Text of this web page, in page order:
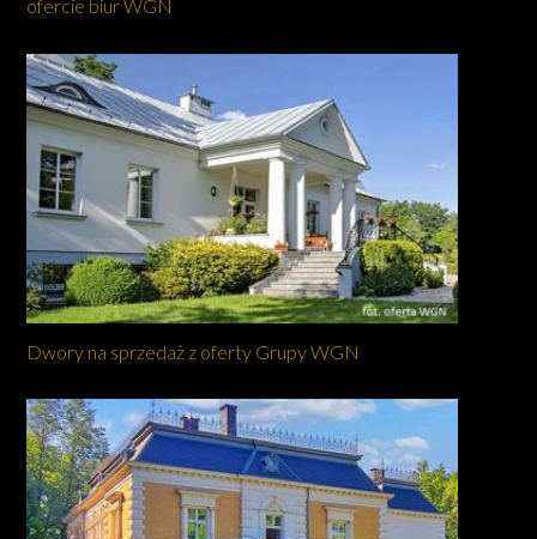
ofercie biur WGN
Dwory na sprzedaż z oferty Grupy WGN